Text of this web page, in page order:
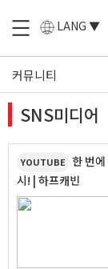
LANG ▼
커뮤니티
SNS미디어
YOUTUBE 한 번
시! | 하프캐빈